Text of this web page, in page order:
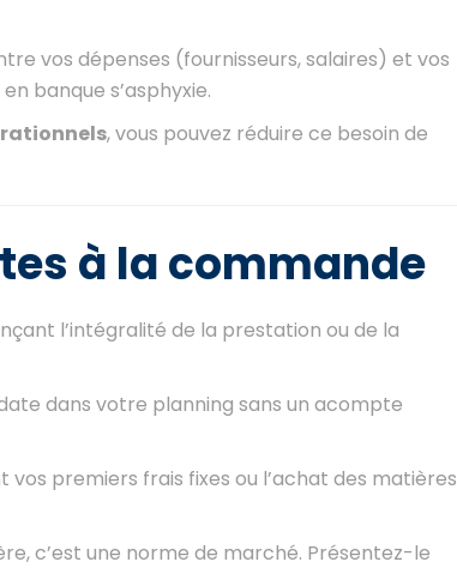
vos dépenses (fournisseurs, salaires) et vos
banque s’asphyxie.
, vous pouvez réduire ce besoin de
à la commande
l’intégralité de la prestation ou de la
dans votre planning sans un acompte
premiers frais fixes ou l’achat des matières
c’est une norme de marché. Présentez-le